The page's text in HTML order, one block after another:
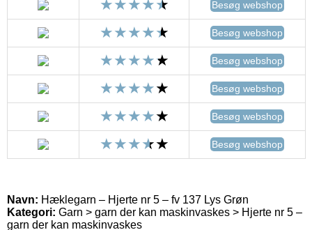
Besøg webshop
Besøg webshop
Besøg webshop
Besøg webshop
Besøg webshop
Besøg webshop
Navn: Hæklegarn – Hjerte nr 5 – fv 137 Lys Grøn
Kategori: Garn > garn der kan maskinvaskes > Hjerte nr 5 –
garn der kan maskinvaskes